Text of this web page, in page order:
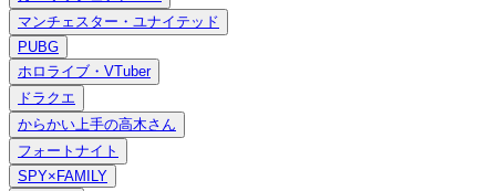
マンチェスター・ユナイテッド
PUBG
ホロライブ・VTuber
ドラクエ
からかい上手の高木さん
フォートナイト
SPY×FAMILY